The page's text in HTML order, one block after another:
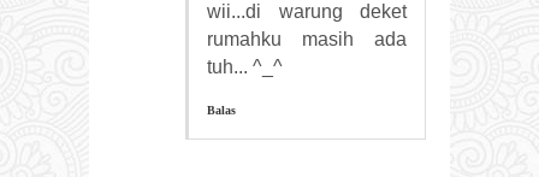
wii...di warung deket
rumahku masih ada
tuh... ^_^
Balas